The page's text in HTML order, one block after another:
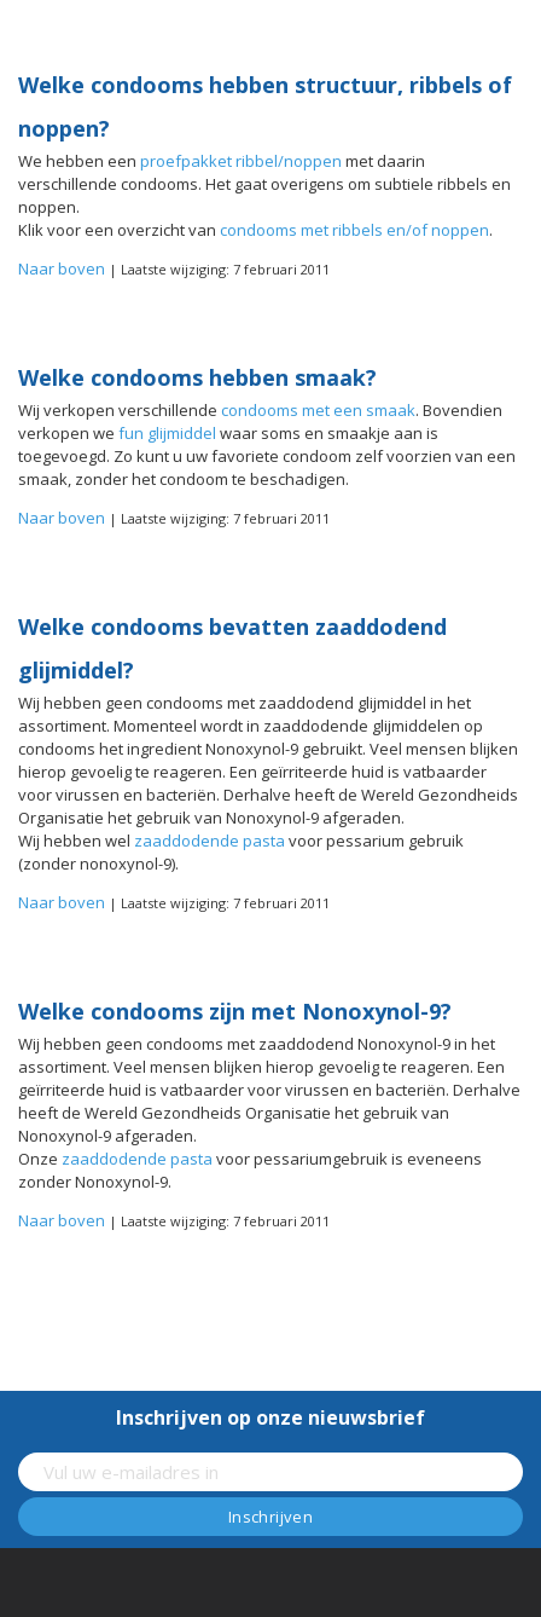
Welke condooms hebben structuur, ribbels of
noppen?
We hebben een proefpakket ribbel/noppen met daarin
verschillende condooms. Het gaat overigens om subtiele ribbels en
noppen.
Klik voor een overzicht van condooms met ribbels en/of noppen.
Naar boven | Laatste wijziging: 7 februari 2011
Welke condooms hebben smaak?
Wij verkopen verschillende condooms met een smaak. Bovendien
verkopen we fun glijmiddel waar soms en smaakje aan is
toegevoegd. Zo kunt u uw favoriete condoom zelf voorzien van een
smaak, zonder het condoom te beschadigen.
Naar boven | Laatste wijziging: 7 februari 2011
Welke condooms bevatten zaaddodend
glijmiddel?
Wij hebben geen condooms met zaaddodend glijmiddel in het
assortiment. Momenteel wordt in zaaddodende glijmiddelen op
condooms het ingredient Nonoxynol-9 gebruikt. Veel mensen blijken
hierop gevoelig te reageren. Een geïrriteerde huid is vatbaarder
voor virussen en bacteriën. Derhalve heeft de Wereld Gezondheids
Organisatie het gebruik van Nonoxynol-9 afgeraden.
Wij hebben wel zaaddodende pasta voor pessarium gebruik
(zonder nonoxynol-9).
Naar boven | Laatste wijziging: 7 februari 2011
Welke condooms zijn met Nonoxynol-9?
Wij hebben geen condooms met zaaddodend Nonoxynol-9 in het
assortiment. Veel mensen blijken hierop gevoelig te reageren. Een
geïrriteerde huid is vatbaarder voor virussen en bacteriën. Derhalve
heeft de Wereld Gezondheids Organisatie het gebruik van
Nonoxynol-9 afgeraden.
Onze zaaddodende pasta voor pessariumgebruik is eveneens
zonder Nonoxynol-9.
Naar boven | Laatste wijziging: 7 februari 2011
Inschrijven op onze nieuwsbrief